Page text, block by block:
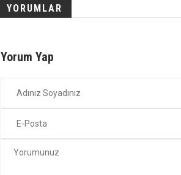
YORUMLAR
Yorum Yap